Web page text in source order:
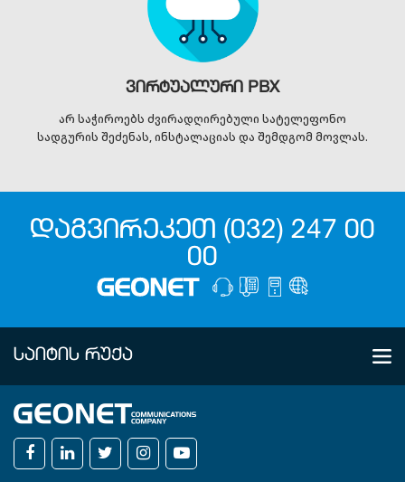
ვირტუალური PBX
არ საჭიროებს ძვირადღირებული სატელეფონო
სადგურის შეძენას, ინსტალაციას და შემდგომ მოვლას.
ᲓᲐᲒᲕᲘᲠᲔᲙᲔᲗ (032) 247 00
00
ᲡᲐᲘᲢᲘᲡ ᲠᲣᲥᲐ
კომპანია
ხელშეკრულებები
სიახლეები